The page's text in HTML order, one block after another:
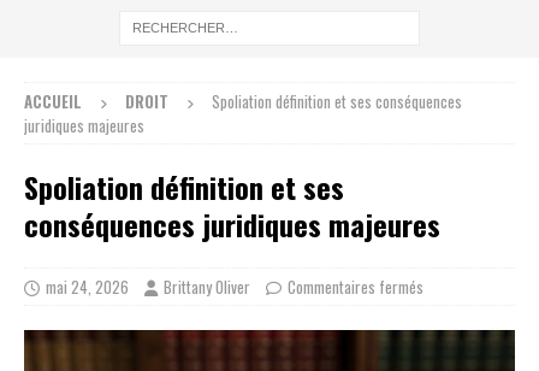
ACCUEIL DROIT
Spoliation définition et ses conséquences
juridiques majeures
Spoliation définition et ses
conséquences juridiques majeures
mai 24, 2026 Brittany Oliver Commentaires fermés